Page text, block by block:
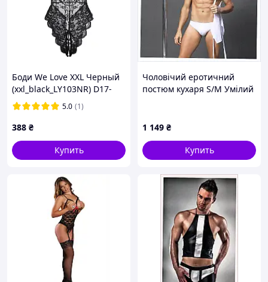
Боди We Love XXL Черный
(xxl_black_LY103NR) D17-
2025
5.0 (1)
388 ₴
Купить
Чоловічий еротичний
постюм кухаря S/M Умілий
1 149 ₴
Купить